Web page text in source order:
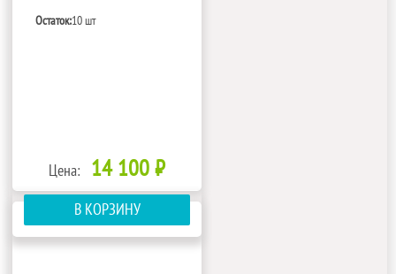
Остаток:10 шт
Цена: 14 100 ₽
В КОРЗИНУ